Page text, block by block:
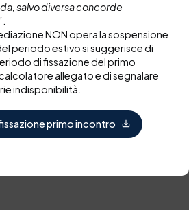
Privacy Policy
Dichiarazione di
accessibilità
Contatti
salvo diversa concorde
NON opera la sospensione
periodo estivo si suggerisce di
di fissazione del primo
allegato e di segnalare
indisponibilità.
primo incontro save_alt